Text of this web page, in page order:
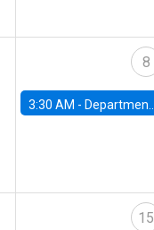
8
3:30 AM - Department Seminar: James Robinson
15